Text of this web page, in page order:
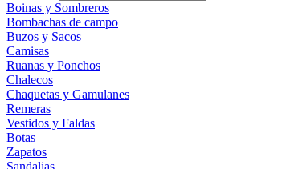
Boinas y Sombreros
Bombachas de campo
Buzos y Sacos
Camisas
Ruanas y Ponchos
Chalecos
Chaquetas y Gamulanes
Remeras
Vestidos y Faldas
Botas
Zapatos
Sandalias